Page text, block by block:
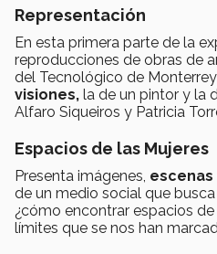
Representación
En esta primera parte de la
reproducciones de obras de
del Tecnológico de
visiones, la de un pintor y la
Alfaro Siqueiros y Patricia
Espacios de las Mujeres
Presenta imágenes,
de un medio social que
¿cómo encontrar espacios
límites que se nos han